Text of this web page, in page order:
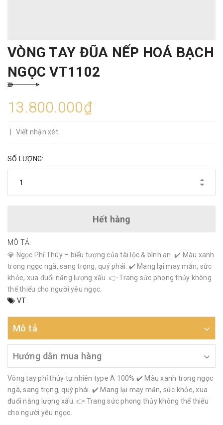
VÒNG TAY ĐŨA NẾP HOÁ BẠCH
NGỌC VT1102
13.800.000₫
Viết nhận xét
SỐ LƯỢNG:
Hết hàng
MÔ TẢ:
💎 Ngọc Phỉ Thúy – biểu tượng của tài lộc & bình an. ✔️ Màu xanh
trong ngọc ngà, sang trọng, quý phái. ✔️ Mang lại may mắn, sức
khỏe, xua đuổi năng lượng xấu. 👉 Trang sức phong thủy không
thể thiếu cho người yêu ngọc.
VT
Mô tả
Hướng dẫn mua hàng
Vòng tay phỉ thúy tự nhiên type A 100% ✔️ Màu xanh trong ngọc
ngà, sang trọng, quý phái. ✔️ Mang lại may mắn, sức khỏe, xua
đuổi năng lượng xấu. 👉 Trang sức phong thủy không thể thiếu
cho người yêu ngọc.